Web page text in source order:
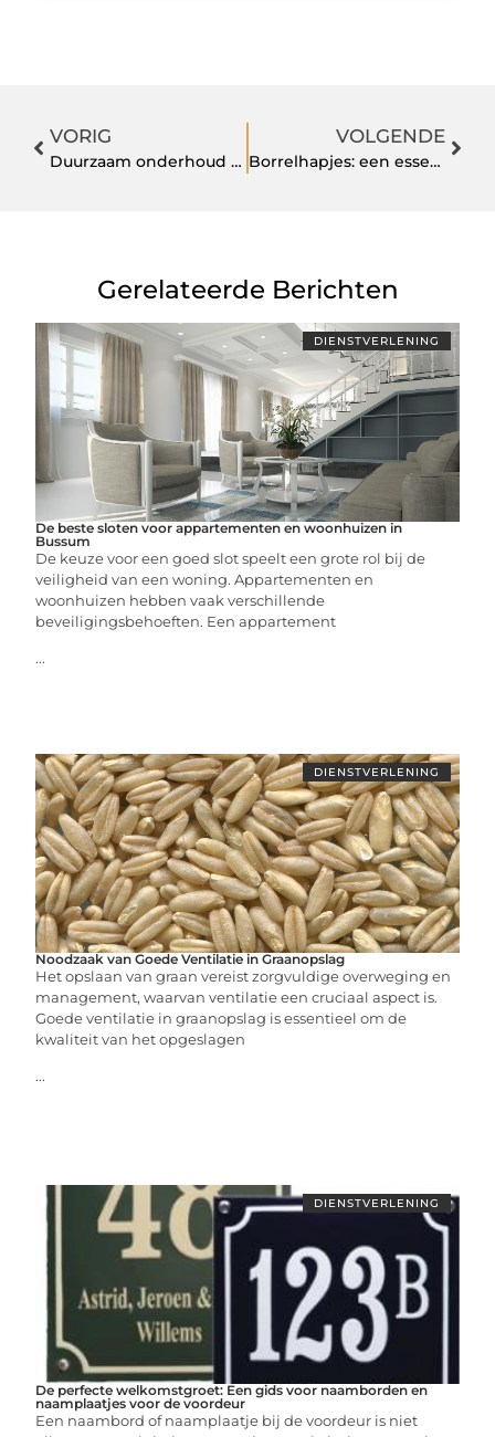
VORIG
Duurzaam onderhoud aan allerlei soorten dakbedekking
VOLGENDE
Borrelhapjes: een essentieel element voor elk bedrijfsfeest in Amsterdam
Gerelateerde Berichten
DIENSTVERLENING
De beste sloten voor appartementen en woonhuizen in
Bussum
De keuze voor een goed slot speelt een grote rol bij de
veiligheid van een woning. Appartementen en
woonhuizen hebben vaak verschillende
beveiligingsbehoeften. Een appartement
...
DIENSTVERLENING
Noodzaak van Goede Ventilatie in Graanopslag
Het opslaan van graan vereist zorgvuldige overweging en
management, waarvan ventilatie een cruciaal aspect is.
Goede ventilatie in graanopslag is essentieel om de
kwaliteit van het opgeslagen
...
DIENSTVERLENING
De perfecte welkomstgroet: Een gids voor naamborden en
naamplaatjes voor de voordeur
Een naambord of naamplaatje bij de voordeur is niet